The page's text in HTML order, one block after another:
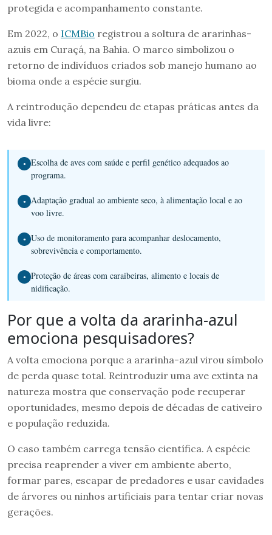
protegida e acompanhamento constante.
Em 2022, o ICMBio registrou a soltura de ararinhas-
azuis em Curaçá, na Bahia. O marco simbolizou o
retorno de indivíduos criados sob manejo humano ao
bioma onde a espécie surgiu.
A reintrodução dependeu de etapas práticas antes da
vida livre:
●
Escolha de aves com saúde e perfil genético adequados ao
programa.
●
Adaptação gradual ao ambiente seco, à alimentação local e ao
voo livre.
●
Uso de monitoramento para acompanhar deslocamento,
sobrevivência e comportamento.
●
Proteção de áreas com caraibeiras, alimento e locais de
nidificação.
Por que a volta da ararinha-azul
emociona pesquisadores?
A volta emociona porque a ararinha-azul virou símbolo
de perda quase total. Reintroduzir uma ave extinta na
natureza mostra que conservação pode recuperar
oportunidades, mesmo depois de décadas de cativeiro
e população reduzida.
O caso também carrega tensão científica. A espécie
precisa reaprender a viver em ambiente aberto,
formar pares, escapar de predadores e usar cavidades
de árvores ou ninhos artificiais para tentar criar novas
gerações.